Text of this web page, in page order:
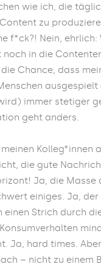
wie ich, die
zu
f*ck?! Nein, ehrlich:
noch in die
Chance, dass
ausgespielt
immer stetiger
geht anders.
Kolleg*innen
die gute
Ja, die Masse
einiges. Ja,
Strich durch
Ja, hard times.
– nicht zu einem